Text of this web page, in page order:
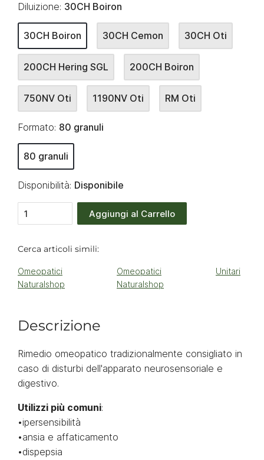
Diluizione: 30CH Boiron
30CH Boiron 30CH Cemon 30CH Oti
200CH Hering SGL 200CH Boiron
750NV Oti 1190NV Oti RM Oti
Formato: 80 granuli
80 granuli
Disponibilità: Disponibile
Aggiungi al Carrello
Cerca articoli simili:
Omeopatici
Naturalshop
Omeopatici
Naturalshop
Unitari
Descrizione
Rimedio omeopatico tradizionalmente consigliato in
caso di disturbi dell'apparato neurosensoriale e
digestivo.
Utilizzi più comuni:
•ipersensibilità
•ansia e affaticamento
•dispepsia